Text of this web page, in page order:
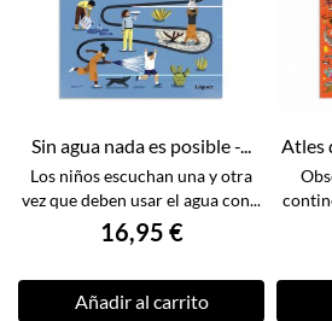
Sin agua nada es posible -...
Los niños escuchan una y otra
vez que deben usar el agua con...
16,95 €
Añadir al carrito
Atles